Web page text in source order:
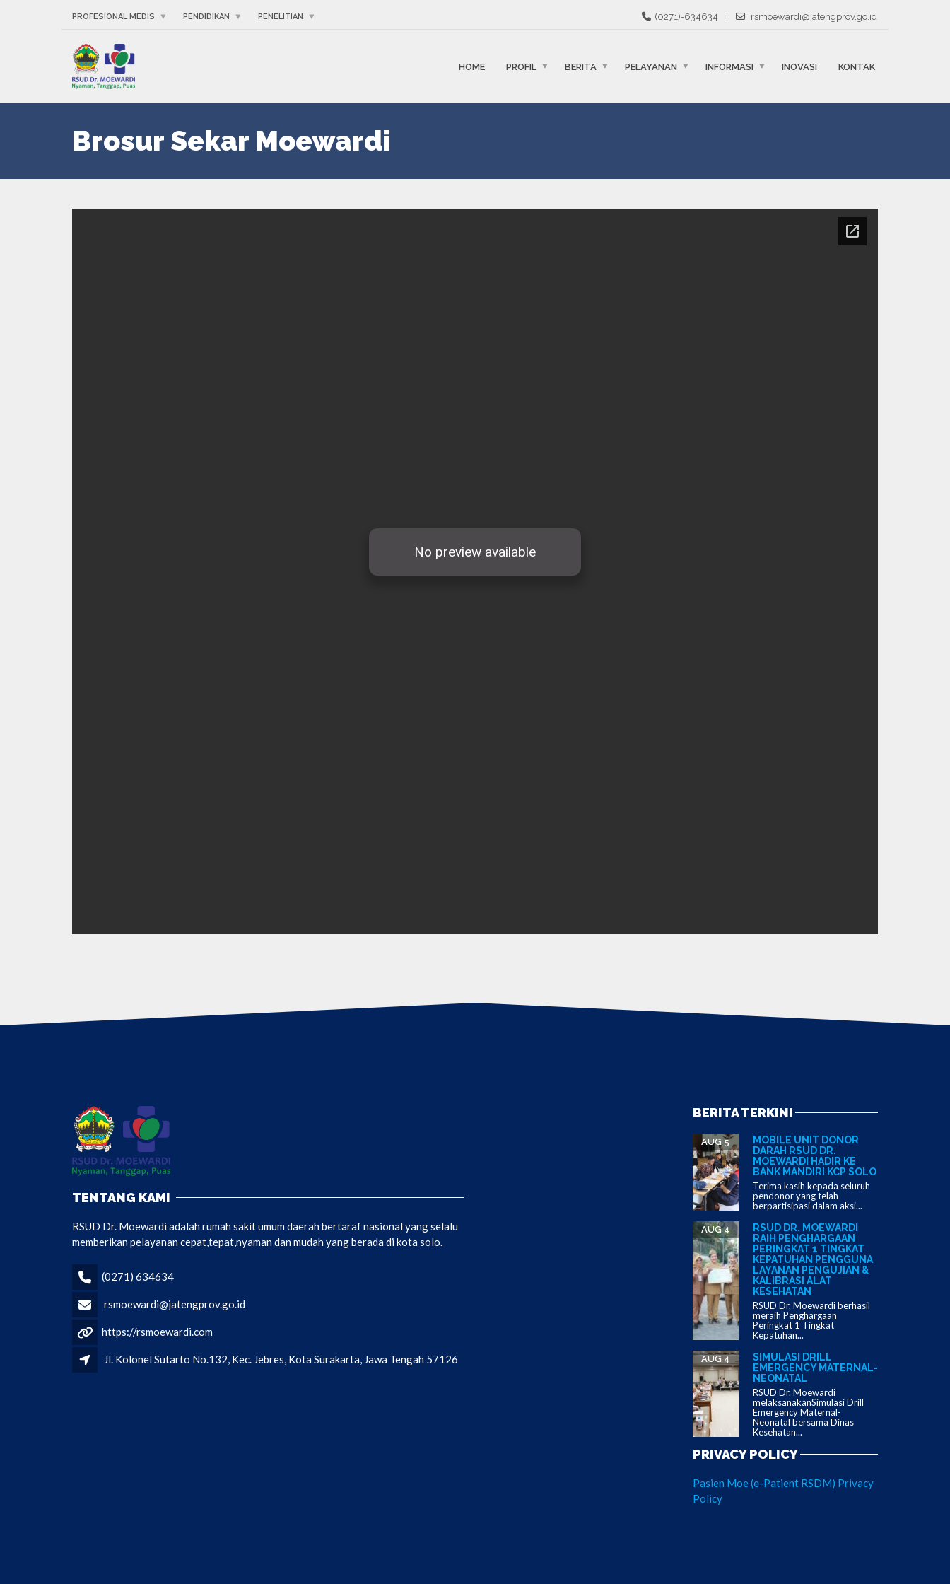
PROFESIONAL MEDIS PENDIDIKAN PENELITIAN (0271)-634634 rsmoewardi@jatengprov.go.id
HOME PROFIL BERITA PELAYANAN INFORMASI INOVASI KONTAK
Brosur Sekar Moewardi
TENTANG KAMI
RSUD Dr. Moewardi adalah rumah sakit umum daerah bertaraf nasional yang selalu
memberikan pelayanan cepat,tepat,nyaman dan mudah yang berada di kota solo.
(0271) 634634
rsmoewardi@jatengprov.go.id
https://rsmoewardi.com
Jl. Kolonel Sutarto No.132, Kec. Jebres, Kota Surakarta, Jawa Tengah 57126
BERITA TERKINI
MOBILE UNIT DONOR
DARAH RSUD DR.
MOEWARDI HADIR KE
BANK MANDIRI KCP SOLO
AUG 5
Terima kasih kepada seluruh
pendonor yang telah
berpartisipasi dalam aksi...
RSUD DR. MOEWARDI
RAIH PENGHARGAAN
PERINGKAT 1 TINGKAT
KEPATUHAN PENGGUNA
LAYANAN PENGUJIAN &
KALIBRASI ALAT
KESEHATAN
AUG 4
RSUD Dr. Moewardi berhasil
meraih Penghargaan
Peringkat 1 Tingkat
Kepatuhan...
SIMULASI DRILL
EMERGENCY MATERNAL-
NEONATAL
AUG 4
RSUD Dr. Moewardi
melaksanakanSimulasi Drill
Emergency Maternal-
Neonatal bersama Dinas
Kesehatan...
PRIVACY POLICY
Pasien Moe (e-Patient RSDM) Privacy
Policy